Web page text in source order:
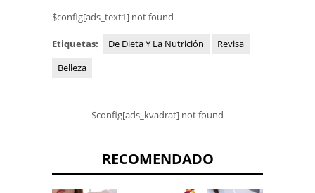
$config[ads_text1] not found
Etiquetas: De Dieta Y La Nutrición
Revisa
Belleza
$config[ads_kvadrat] not found
RECOMENDADO